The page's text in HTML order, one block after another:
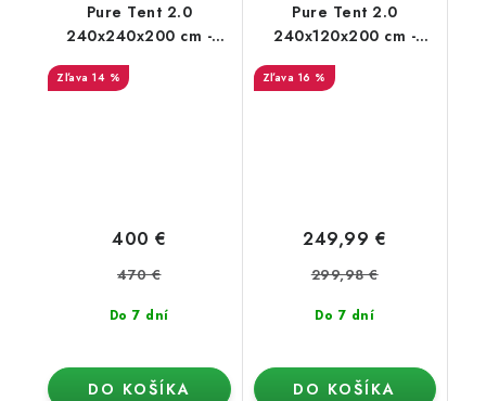
Pure Tent 2.0
240x240x200 cm -
pestovateľský stan
14 %
Do 7 dní
400 €
470 €
DO KOŠÍKA
Pure Tent 2.0
240x120x200 cm -
pestovateľský stan
16 %
Do 7 dní
249,99 €
299,98 €
DO KOŠÍKA